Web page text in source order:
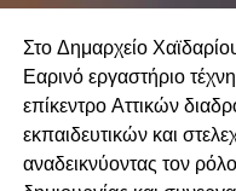
Στο Δημαρχείο
Εαρινό εργαστήριο
επίκεντρο Αττικών
εκπαιδευτικών και
αναδεικνύοντας τον